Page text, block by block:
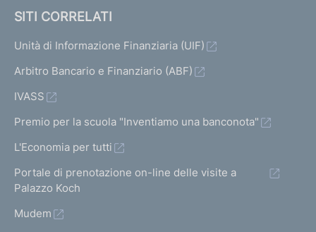
SITI CORRELATI
Unità di Informazione Finanziaria (UIF)
Arbitro Bancario e Finanziario (ABF)
IVASS
Premio per la scuola "Inventiamo una banconota"
L'Economia per tutti
Portale di prenotazione on-line delle visite a
Palazzo Koch
Mudem